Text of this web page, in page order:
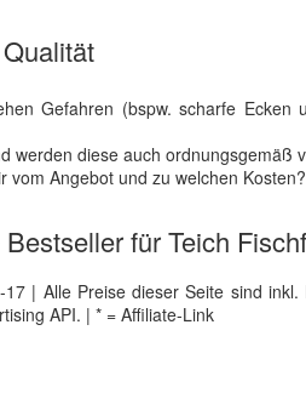
Gefahren (bspw. scharfe Ecken
werden diese auch ordnungsgemäß
vom Angebot und zu welchen Kosten?
für Teich
| Alle Preise dieser Seite sind
API. | * = Affiliate-Link